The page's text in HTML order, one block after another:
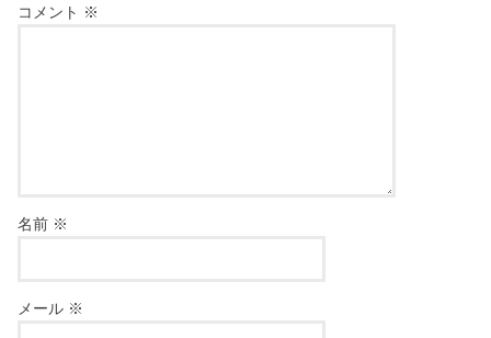
コメント ※
名前 ※
メール ※